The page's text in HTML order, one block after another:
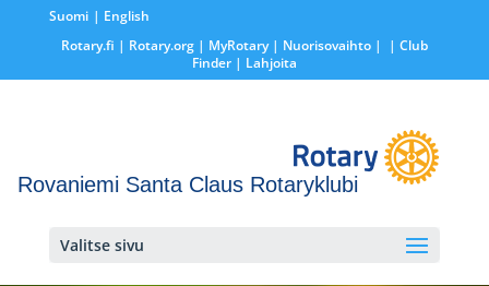
Suomi
English
Rotary.fi | Rotary.org| MyRotary | Nuorisovaihto|
| Club
Finder| Lahjoita
Rovaniemi Santa Claus Rotaryklubi
Valitse sivu